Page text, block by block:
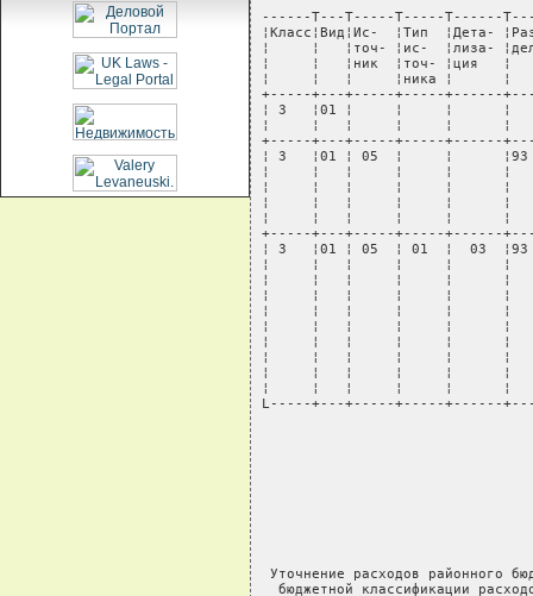
------T---T-----T-----T------
¦Класс¦Вид¦Ис-  ¦Тип  ¦Дета-
¦     ¦   ¦точ- ¦ис-  ¦лиза-
¦     ¦   ¦ник  ¦точ- ¦ция
¦     ¦   ¦     ¦ника ¦
+-----+---+-----+-----+------
¦ 3   ¦01 ¦     ¦     ¦      ¦   ¦
¦     ¦   ¦     ¦     ¦      ¦   ¦
+-----+---+-----+-----+------
¦ 3   ¦01 ¦ 05  ¦     ¦      ¦93
¦     ¦   ¦     ¦     ¦      ¦
¦     ¦   ¦     ¦     ¦      ¦
¦     ¦   ¦     ¦     ¦      ¦
¦     ¦   ¦     ¦     ¦      ¦
+-----+---+-----+-----+------
¦ 3   ¦01 ¦ 05  ¦ 01  ¦  03  ¦93
¦     ¦   ¦     ¦     ¦      ¦
¦     ¦   ¦     ¦     ¦      ¦
¦     ¦   ¦     ¦     ¦      ¦   ¦
¦     ¦   ¦     ¦     ¦      ¦   ¦
¦     ¦   ¦     ¦     ¦      ¦
¦     ¦   ¦     ¦     ¦      ¦   ¦
¦     ¦   ¦     ¦     ¦      ¦
¦     ¦   ¦     ¦     ¦      ¦   ¦
¦     ¦   ¦     ¦     ¦      ¦
L-----+---+-----+-----
Уточнение расходов районного
бюджетной классификации